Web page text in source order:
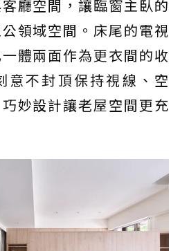
廳空間，讓臨窗主臥的
領域空間。床尾的電視
體兩面作為更衣間的收
意不封頂保持視線、空
妙設計讓老屋空間更充